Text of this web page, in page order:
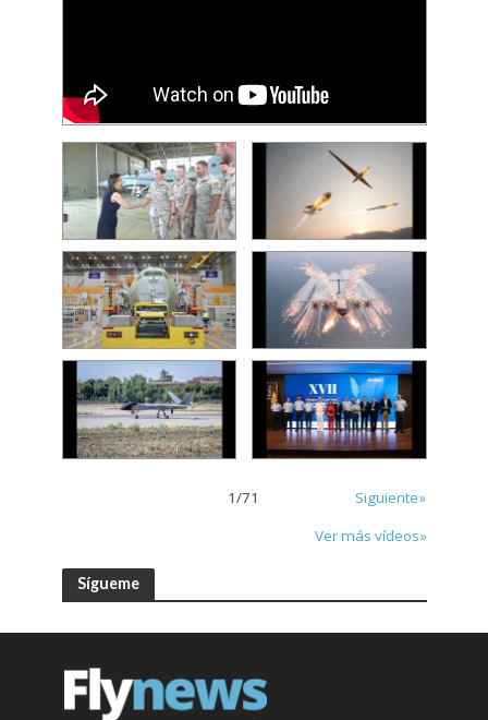
1/71
Siguiente»
Ver más vídeos»
Sígueme